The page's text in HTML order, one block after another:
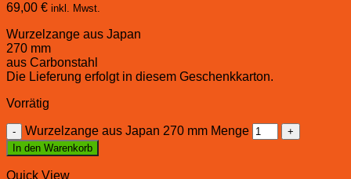
69,00 € inkl. Mwst.
Wurzelzange aus Japan
270 mm
aus Carbonstahl
Die Lieferung erfolgt in diesem Geschenkkarton.
Vorrätig
Wurzelzange aus Japan 270 mm Menge
In den Warenkorb
Quick View